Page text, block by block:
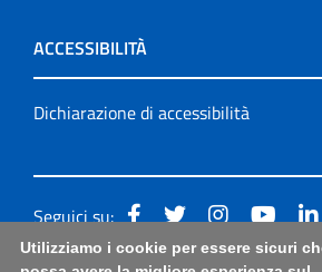
ACCESSIBILITÀ
Dichiarazione di accessibilità
Seguici su:
Utilizziamo i cookie per essere sicuri